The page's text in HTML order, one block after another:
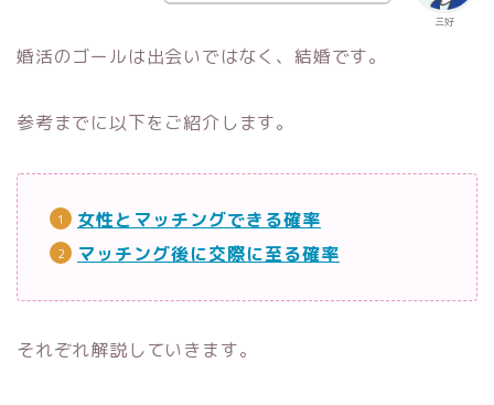
三好
婚活のゴールは出会いではなく、結婚です。
参考までに以下をご紹介します。
女性とマッチングできる確率
マッチング後に交際に至る確率
それぞれ解説していきます。